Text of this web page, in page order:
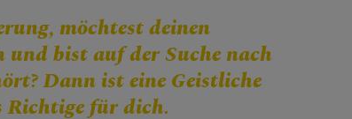
möchtest deinen
und bist auf der Suche nach
Dann ist eine Geistliche
Richtige für dich.